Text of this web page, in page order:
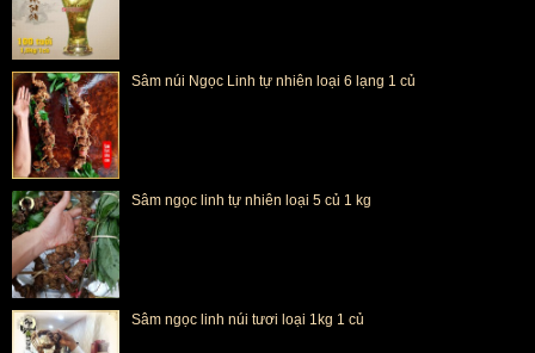
Sâm núi Ngọc Linh tự nhiên loại 6 lạng 1 củ
Sâm ngọc linh tự nhiên loại 5 củ 1 kg
Sâm ngọc linh núi tươi loại 1kg 1 củ